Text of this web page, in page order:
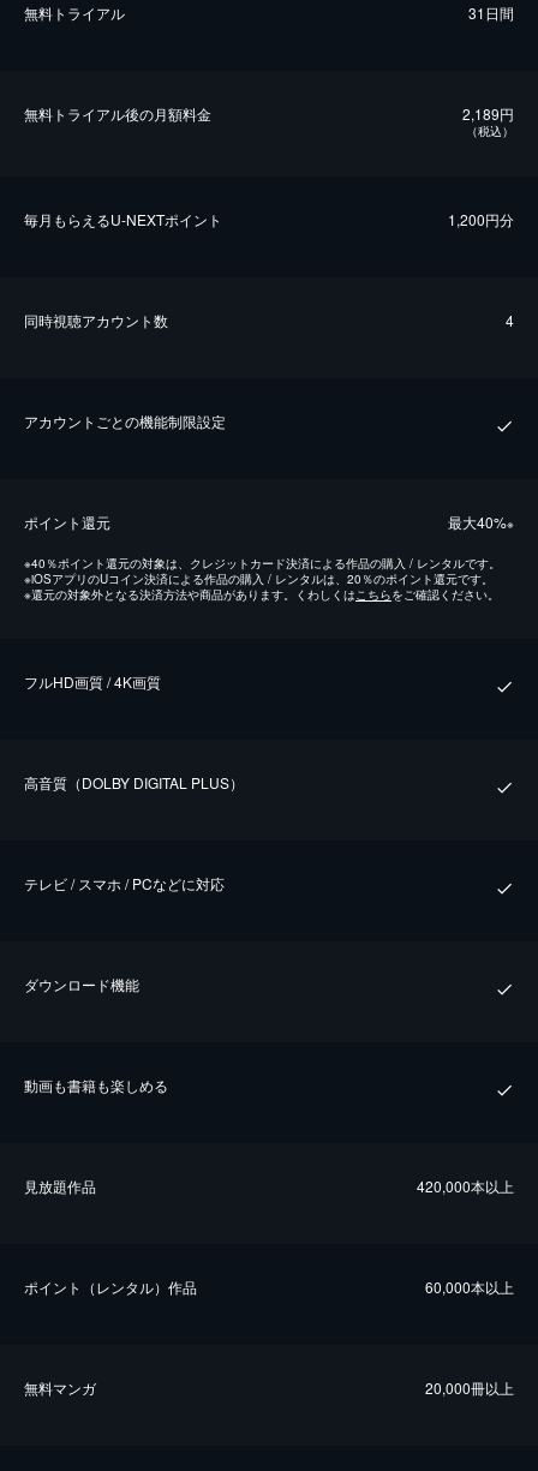
無料トライアル 31日間
無料トライアル後の⽉額料金 2,189円
（税込）
毎⽉もらえるU-NEXTポイント 1,200円分
同時視聴アカウント数 4
アカウントごとの機能制限設定
ポイント還元 最⼤40%※
※40％ポイント還元の対象は、クレジットカード決済による作品の購入 / レンタルです。
※iOSアプリのUコイン決済による作品の購入 / レンタルは、20％のポイント還元です。
※還元の対象外となる決済方法や商品があります。くわしくは こちらをご確認ください。
フルHD画質 / 4K画質
⾼⾳質（DOLBY DIGITAL PLUS）
テレビ / スマホ / PCなどに対応
ダウンロード機能
動画も書籍も楽しめる
⾒放題作品 420,000本以上
ポイント（レンタル）作品 60,000本以上
無料マンガ 20,000冊以上